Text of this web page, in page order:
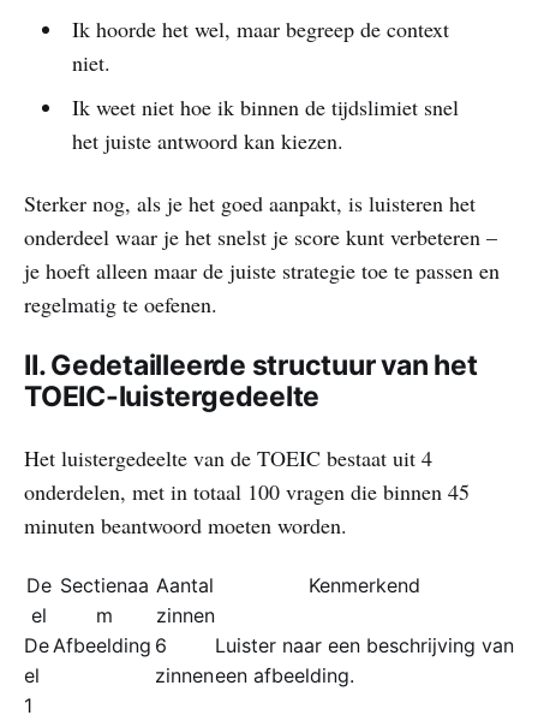
Ik hoorde het wel, maar begreep de context
niet.
Ik weet niet hoe ik binnen de tijdslimiet snel
het juiste antwoord kan kiezen.
Sterker nog, als je het goed aanpakt, is luisteren het
onderdeel waar je het snelst je score kunt verbeteren –
je hoeft alleen maar de juiste strategie toe te passen en
regelmatig te oefenen.
II. Gedetailleerde structuur van het
TOEIC-luistergedeelte
Het luistergedeelte van de TOEIC bestaat uit 4
onderdelen, met in totaal 100 vragen die binnen 45
minuten beantwoord moeten worden.
De
el
Sectienaa
m
Aantal
zinnen
Kenmerkend
De
el
1
Afbeelding 6
zinnen
Luister naar een beschrijving van
een afbeelding.